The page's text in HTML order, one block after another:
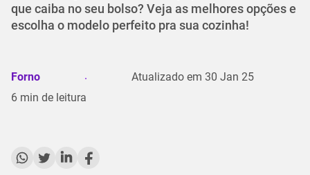
que caiba no seu bolso? Veja as melhores opções e
escolha o modelo perfeito pra sua cozinha!
Forno Atualizado em 30 Jan 25
6 min de leitura